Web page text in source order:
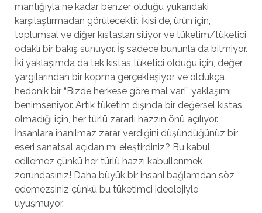
mantığıyla ne kadar benzer olduğu yukarıdaki
karşılaştırmadan görülecektir. İkisi de, ürün için,
toplumsal ve diğer kıstasları siliyor ve tüketim/tüketici
odaklı bir bakış sunuyor. İş sadece bununla da bitmiyor.
İki yaklaşımda da tek kıstas tüketici olduğu için, değer
yargılarından bir kopma gerçekleşiyor ve oldukça
hedonik bir “Bizde herkese göre mal var!” yaklaşımı
benimseniyor. Artık tüketim dışında bir değersel kıstas
olmadığı için, her türlü zararlı hazzın önü açılıyor.
İnsanlara inanılmaz zarar verdiğini düşündüğünüz bir
eseri sanatsal açıdan mı eleştirdiniz? Bu kabul
edilemez çünkü her türlü hazzı kabullenmek
zorundasınız! Daha büyük bir insani bağlamdan söz
edemezsiniz çünkü bu tüketimci ideolojiyle
uyuşmuyor.